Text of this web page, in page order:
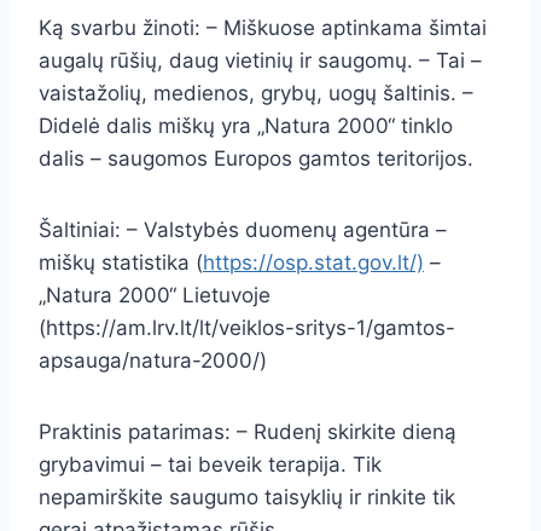
Ką svarbu žinoti: – Miškuose aptinkama šimtai
augalų rūšių, daug vietinių ir saugomų. – Tai –
vaistažolių, medienos, grybų, uogų šaltinis. –
Didelė dalis miškų yra „Natura 2000“ tinklo
dalis – saugomos Europos gamtos teritorijos.
Šaltiniai: – Valstybės duomenų agentūra –
miškų statistika (https://osp.stat.gov.lt/) –
„Natura 2000“ Lietuvoje
(https://am.lrv.lt/lt/veiklos-sritys-1/gamtos-
apsauga/natura-2000/)
Praktinis patarimas: – Rudenį skirkite dieną
grybavimui – tai beveik terapija. Tik
nepamirškite saugumo taisyklių ir rinkite tik